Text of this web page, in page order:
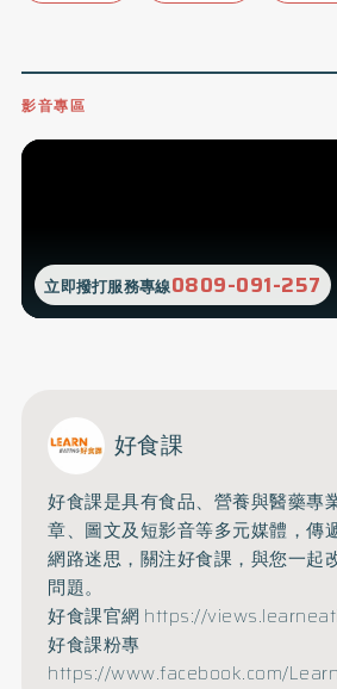
影音專區
立即撥打服務專線0809-091-257
好食課
好食課是具有食品、營養與醫藥專
章、圖文及短影音等多元媒體，傳
網路迷思，關注好食課，與您一起
問題。
好食課官網 https://
好食課粉專
https://www.facebook.com/